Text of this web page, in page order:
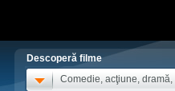
Descoperă filme
Comedie, acţiune, dramă,